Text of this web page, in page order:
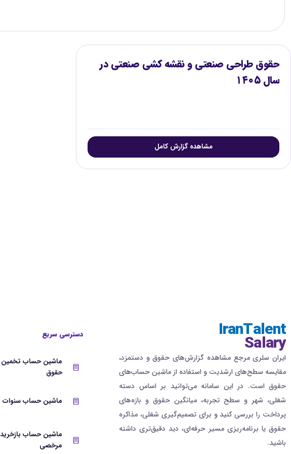
حقوق طراحی صنعتی و نقشه کشی صنعتی در
سال ۱۴۰۵
مشاهده گزارش کامل
IranTalent
Salary
ایران سلری مرجع مشاهده گزارش‌های حقوق و دستمزد،
مقایسه سطح‌های ارشدیت و استفاده از ماشین حساب‌های
حقوق است. در این سامانه می‌توانید بر اساس دسته
شغلی، شهر و سطح تجربه، میانگین حقوق و بازه‌های
پرداخت را بررسی کنید و برای تصمیم‌گیری شغلی، مذاکره
حقوق یا برنامه‌ریزی مسیر حرفه‌ای، دید دقیق‌تری داشته
باشید.
دسترسی سریع
ماشین حساب تخمین
حقوق
ماشین حساب سنوات
ماشین حساب بازخرید
مرخصی